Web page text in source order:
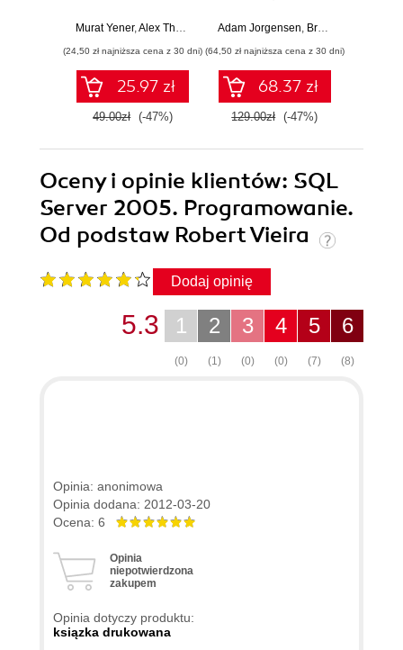
Murat Yener, Alex Theedom
(24,50 zł najniższa cena z 30 dni)
25.97 zł
49.00zł (-47%)
Adam Jorgensen Bradley Ball
(64,50 zł najniższa cena z 30 dni)
68.37 zł
129.00zł (-47%)
Oceny i opinie klientów: SQL
Server 2005. Programowanie.
Od podstaw Robert Vieira
Dodaj opinię
6
(8)
5
(7)
4
(0)
3
(0)
2
(1)
1
(0)
5.3
Opinia: anonimowa
Opinia dodana: 2012-03-20
Ocena: 6
Opinia
niepotwierdzona
zakupem
Opinia dotyczy produktu:
ksiązka drukowana